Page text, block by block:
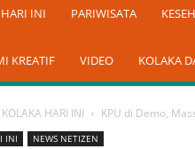
INI PARIWISATA
KREATIF VIDEO KOLAKA
KOLAKA HARI INI KPU di Demo,
INI NEWS NETIZEN